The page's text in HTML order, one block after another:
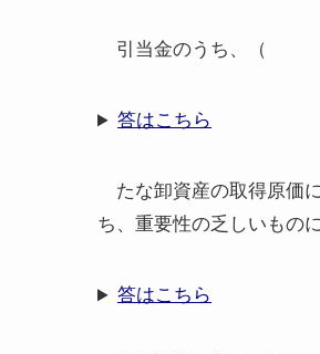
引当金のうち、（ ）
答はこちら
たな卸資産の取得原価
ち、重要性の乏しいも
答はこちら